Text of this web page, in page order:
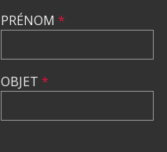
PRÉNOM *
OBJET *